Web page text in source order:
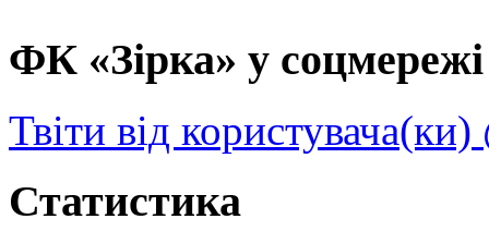
ФК «Зірка» у
Твіти від
Статистика